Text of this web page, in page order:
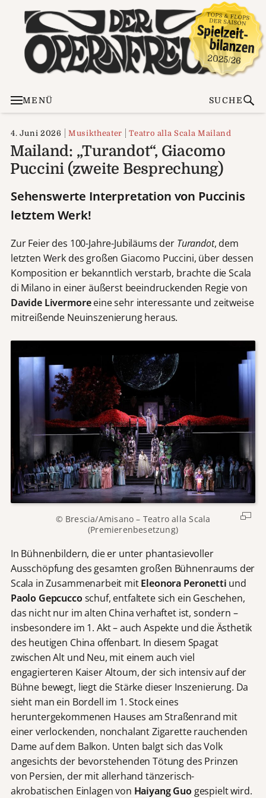
MENÜ SUCHE
4. Juni 2026 Musiktheater Teatro alla Scala Mailand
Mailand: „Turandot“, Giacomo
Puccini (zweite Besprechung)
Sehenswerte Interpretation von Puccinis
letztem Werk!
Zur Feier des 100-Jahre-Jubiläums der Turandot, dem
letzten Werk des großen Giacomo Puccini, über dessen
Komposition er bekanntlich verstarb, brachte die Scala
di Milano in einer äußerst beeindruckenden Regie von
Davide Livermoreeine sehr interessante und zeitweise
mitreißende Neuinszenierung heraus.
© Brescia/Amisano – Teatro alla Scala
(Premierenbesetzung)
In Bühnenbildern, die er unter phantasievoller
Ausschöpfung des gesamten großen Bühnenraums der
Scala in Zusammenarbeit mitEleonora Peronetti und
Paolo Gepcucco schuf, entfaltete sich ein Geschehen,
das nicht nur im alten China verhaftet ist, sondern –
insbesondere im 1. Akt – auch Aspekte und die Ästhetik
des heutigen China offenbart. In diesem Spagat
zwischen Alt und Neu, mit einem auch viel
engagierteren Kaiser Altoum, der sich intensiv auf der
Bühne bewegt, liegt die Stärke dieser Inszenierung. Da
sieht man ein Bordell im 1. Stock eines
heruntergekommenen Hauses am Straßenrand mit
einer verlockenden, nonchalant Zigarette rauchenden
Dame auf dem Balkon. Unten balgt sich das Volk
angesichts der bevorstehenden Tötung des Prinzen
von Persien, der mit allerhand tänzerisch-
akrobatischen Einlagen von Haiyang Guo gespielt wird.